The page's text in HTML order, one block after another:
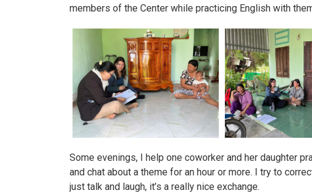
members of the Center while practicing English with
Some evenings, I help one coworker and her daughter
and chat about a theme for an hour or more. I try to
just talk and laugh, it’s a really nice exchange.